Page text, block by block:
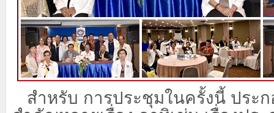
สำหรับ การประชุมในครั้งนี้ ประ